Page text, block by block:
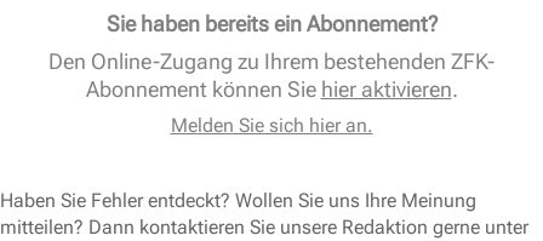
Sie haben bereits ein Abonnement?
Den Online-Zugang zu Ihrem bestehenden ZFK-
Abonnement können Sie hier aktivieren.
Melden Sie sich hier an.
Haben Sie Fehler entdeckt? Wollen Sie uns Ihre Meinung
mitteilen? Dann kontaktieren Sie unsere Redaktion gerne unter